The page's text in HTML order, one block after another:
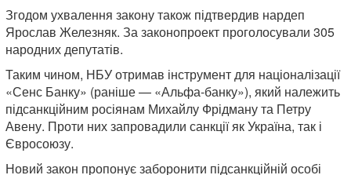
Згодом ухвалення закону також підтвердив нардеп
Ярослав Железняк. За законопроект проголосували 305
народних депутатів.
Таким чином, НБУ отримав інструмент для націоналізації
«Сенс Банку» (раніше — «Альфа-банку»), який належить
підсанкційним росіянам Михайлу Фрідману та Петру
Авену. Проти них запровадили санкції як Україна, так і
Євросоюзу.
Новий закон пропонує заборонити підсанкційній особі